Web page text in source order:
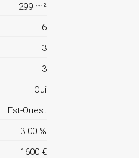
299 m²
6
3
3
Oui
Est-Ouest
3.00 %
1600 €